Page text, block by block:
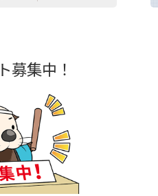
募集中！